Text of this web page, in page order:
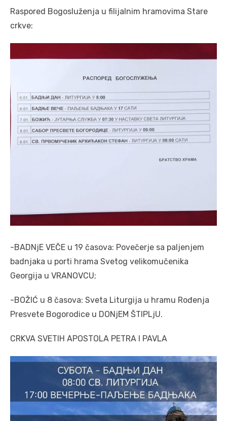
Raspored Bogosluženja u filijalnim hramovima Stare
crkve:
-BADNjE VEČE u 19 časova: Povečerje sa paljenjem
badnjaka u porti hrama Svetog velikomučenika
Georgija u VRANOVCU;
-BOŽIĆ u 8 časova: Sveta Liturgija u hramu Rođenja
Presvete Bogorodice u DONjEM ŠTIPLjU.
CRKVA SVETIH APOSTOLA PETRA I PAVLA